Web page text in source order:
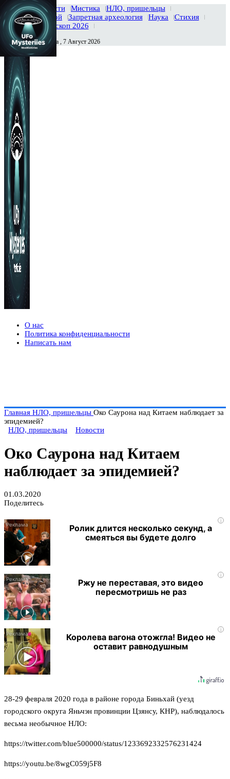
Главная Новости Мистика
НЛО, пришельцы
Тайны вселенной
Запретная археология Наука
Стихия
История
Гороскоп 2026
Сегодня Пятница , 7 Август 2026
О нас
Политика конфиденциальности
Написать нам
Главная НЛО, пришельцы Око Саурона над Китаем наблюдает за
эпидемией?
НЛО, пришельцы
Новости
Око Саурона над Китаем
наблюдает за эпидемией?
01.03.2020
Поделитесь
i
Ролик длится несколько секунд, а
смеяться вы будете долго
i
Ржу не переставая, это видео
пересмотришь не раз
i
Королева вагона отожгла! Видео не
оставит равнодушным
28-29 февраля 2020 года в районе города Биньхай (уезд
городского округа Яньчэн провинции Цзянсу, КНР), наблюдалось
весьма необычное НЛО:
https://twitter.com/blue500000/status/1233692332576231424
https://youtu.be/8wgC059j5F8